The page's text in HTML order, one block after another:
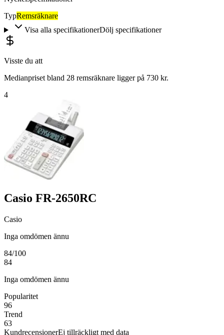
TypRemsräknare
Visa alla specifikationerDölj specifikationer
Visste du att
Medianpriset bland 28 remsräknare ligger på 730 kr.
4
Casio FR-2650RC
Casio
Inga omdömen ännu
84/100
84
Inga omdömen ännu
Popularitet
96
Trend
63
KundrecensionerEj tillräckligt med data